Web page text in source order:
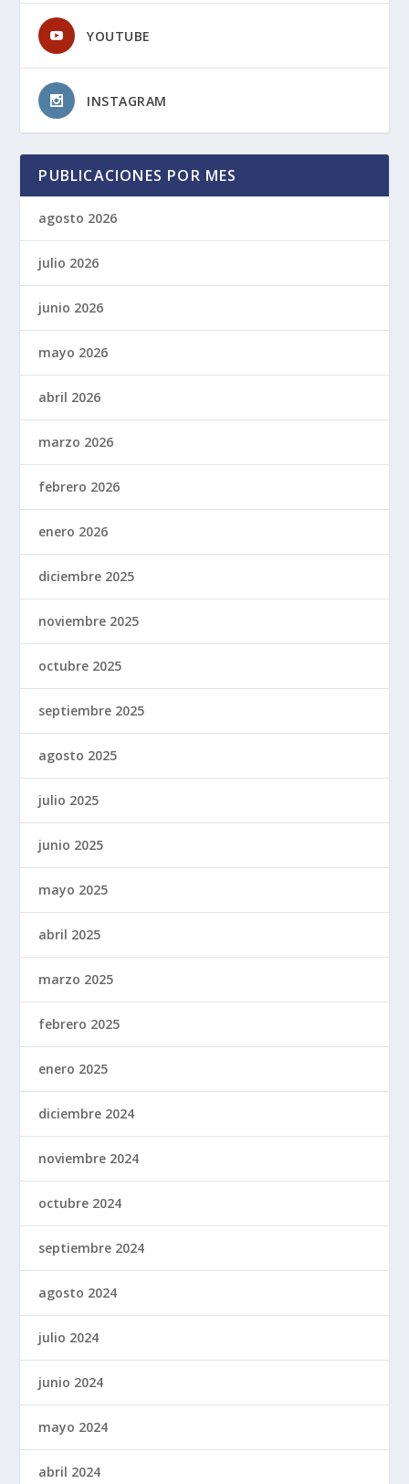
YOUTUBE
INSTAGRAM
PUBLICACIONES POR MES
agosto 2026
julio 2026
junio 2026
mayo 2026
abril 2026
marzo 2026
febrero 2026
enero 2026
diciembre 2025
noviembre 2025
octubre 2025
septiembre 2025
agosto 2025
julio 2025
junio 2025
mayo 2025
abril 2025
marzo 2025
febrero 2025
enero 2025
diciembre 2024
noviembre 2024
octubre 2024
septiembre 2024
agosto 2024
julio 2024
junio 2024
mayo 2024
abril 2024